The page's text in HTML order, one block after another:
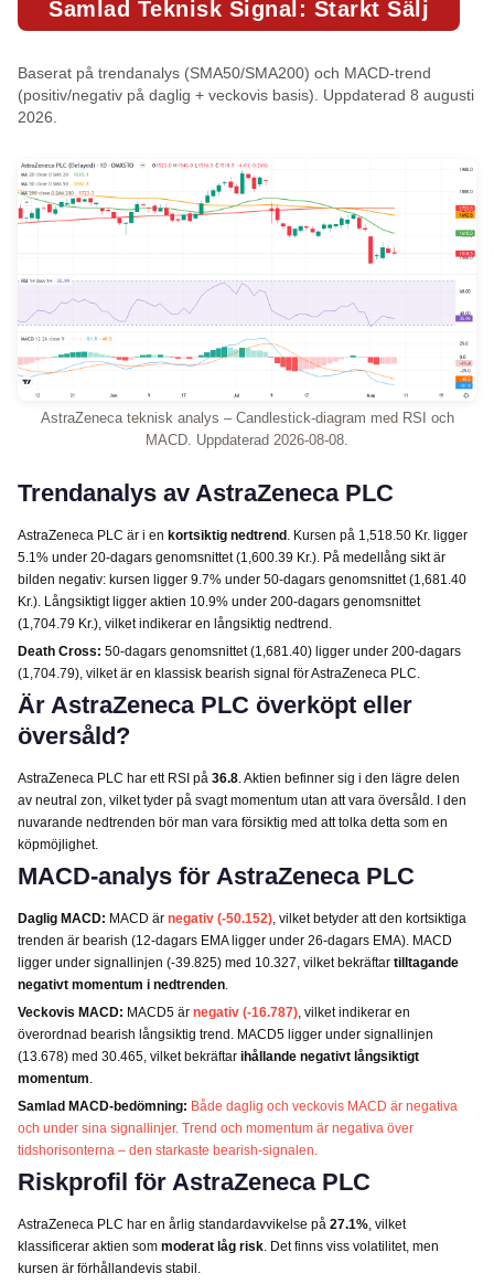
Samlad Teknisk Signal: Starkt Sälj
Baserat på trendanalys (SMA50/SMA200) och MACD-trend
(positiv/negativ på daglig + veckovis basis). Uppdaterad 8 augusti
2026.
AstraZeneca teknisk analys – Candlestick-diagram med RSI och
MACD. Uppdaterad 2026-08-08.
Trendanalys av AstraZeneca PLC
AstraZeneca PLC är i en kortsiktig nedtrend . Kursen på 1,518.50 Kr. ligger
5.1% under 20-dagars genomsnittet (1,600.39 Kr.). På medellång sikt är
bilden negativ: kursen ligger 9.7% under 50-dagars genomsnittet (1,681.40
Kr.). Långsiktigt ligger aktien 10.9% under 200-dagars genomsnittet
(1,704.79 Kr.), vilket indikerar en långsiktig nedtrend.
Death Cross: 50-dagars genomsnittet (1,681.40) ligger under 200-dagars
(1,704.79), vilket är en klassisk bearish signal för AstraZeneca PLC.
Är AstraZeneca PLC överköpt eller
översåld?
AstraZeneca PLC har ett RSI på 36.8 . Aktien befinner sig i den lägre delen
av neutral zon, vilket tyder på svagt momentum utan att vara översåld. I den
nuvarande nedtrenden bör man vara försiktig med att tolka detta som en
köpmöjlighet.
MACD-analys för AstraZeneca PLC
Daglig MACD: MACD är negativ (-50.152) , vilket betyder att den kortsiktiga
trenden är bearish (12-dagars EMA ligger under 26-dagars EMA). MACD
ligger under signallinjen (-39.825) med 10.327, vilket bekräftar tilltagande
negativt momentum i nedtrenden
Veckovis MACD: MACD5 är negativ (-16.787) , vilket indikerar en
överordnad bearish långsiktig trend. MACD5 ligger under signallinjen
(13.678) med 30.465, vilket bekräftar ihållande negativt långsiktigt
momentum
Samlad MACD-bedömning: Både daglig och veckovis MACD är negativa
och under sina signallinjer. Trend och momentum är negativa över
tidshorisonterna – den starkaste bearish-signalen.
Riskprofil för AstraZeneca PLC
AstraZeneca PLC har en årlig standardavvikelse på 27.1% , vilket
klassificerar aktien som moderat låg risk . Det finns viss volatilitet, men
kursen är förhållandevis stabil.